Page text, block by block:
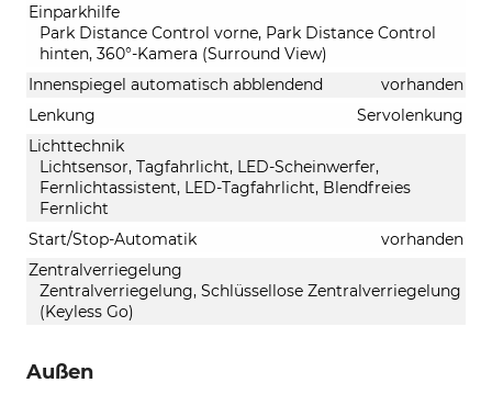
Einparkhilfe
Park Distance Control vorne, Park Distance Control
hinten, 360°-Kamera (Surround View)
Innenspiegel automatisch abblendend
vorhanden
Lenkung
Servolenkung
Lichttechnik
Lichtsensor, Tagfahrlicht, LED-Scheinwerfer,
Fernlichtassistent, LED-Tagfahrlicht, Blendfreies
Fernlicht
Start/Stop-Automatik
vorhanden
Zentralverriegelung
Zentralverriegelung, Schlüssellose Zentralverriegelung
(Keyless Go)
Außen